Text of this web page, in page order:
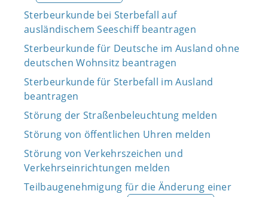
Sterbeurkunde bei Sterbefall auf
ausländischem Seeschiff beantragen
Sterbeurkunde für Deutsche im Ausland ohne
deutschen Wohnsitz beantragen
Sterbeurkunde für Sterbefall im Ausland
beantragen
Störung der Straßenbeleuchtung melden
Störung von öffentlichen Uhren melden
Störung von Verkehrszeichen und
Verkehrseinrichtungen melden
Teilbaugenehmigung für die Änderung einer